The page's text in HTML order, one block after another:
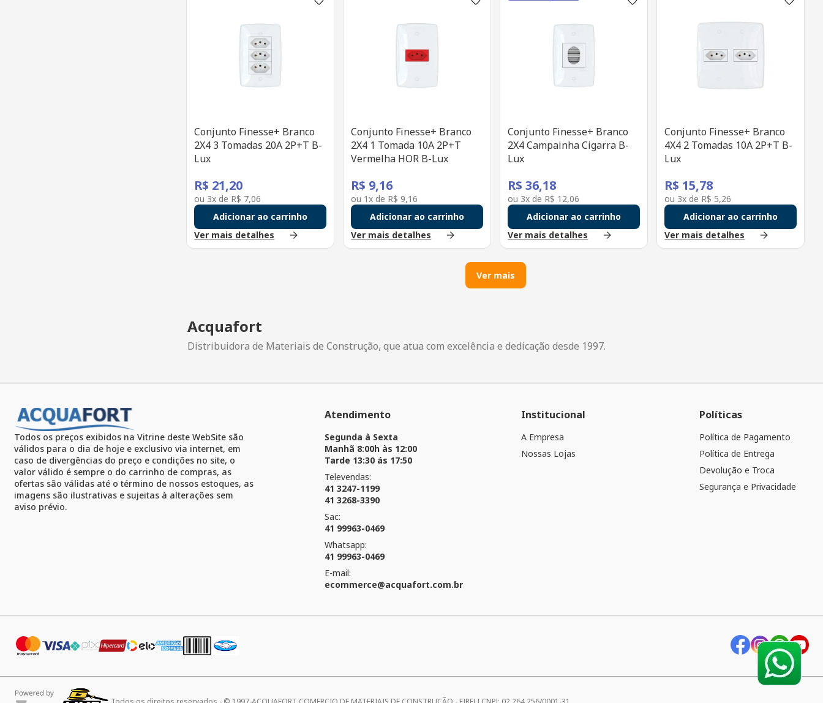
Conjunto Finesse+ Branco
2X4 3 Tomadas 20A 2P+T B-
Lux
R$ 21,20
ou 3x de R$ 7,06
Adicionar ao carrinho
Ver mais detalhes
Conjunto Finesse+ Branco
2X4 1 Tomada 10A 2P+T
Vermelha HOR B-Lux
R$ 9,16
ou 1x de R$ 9,16
Adicionar ao carrinho
Ver mais detalhes
Conjunto Finesse+ Branco
2X4 Campainha Cigarra B-
Lux
R$ 36,18
ou 3x de R$ 12,06
Adicionar ao carrinho
Ver mais detalhes
Conjunto Finesse+ Branco
4X4 2 Tomadas 10A 2P+T B-
Lux
R$ 15,78
ou 3x de R$ 5,26
Adicionar ao carrinho
Ver mais detalhes
Ver mais
Acquafort
Distribuidora de Materiais de Construção, que atua com excelência e dedicação desde 1997.
Todos os preços exibidos na Vitrine deste WebSite são
válidos para o dia de hoje e exclusivo via internet, em
caso de divergências do preço e condições no site, o
valor válido é sempre o do carrinho de compras, as
ofertas são válidas até o término de nossos estoques, as
imagens são ilustrativas e sujeitas à alterações sem
aviso prévio.
Atendimento
Segunda à Sexta
Manhã 8:00h às 12:00
Tarde 13:30 ás 17:50
Televendas:
41 3247-1199
41 3268-3390
Sac:
41 99963-0469
Whatsapp:
41 99963-0469
E-mail:
ecommerce@acquafort.com.br
Institucional
A Empresa
Nossas Lojas
Políticas
Política de Pagamento
Política de Entrega
Devolução e Troca
Segurança e Privacidade